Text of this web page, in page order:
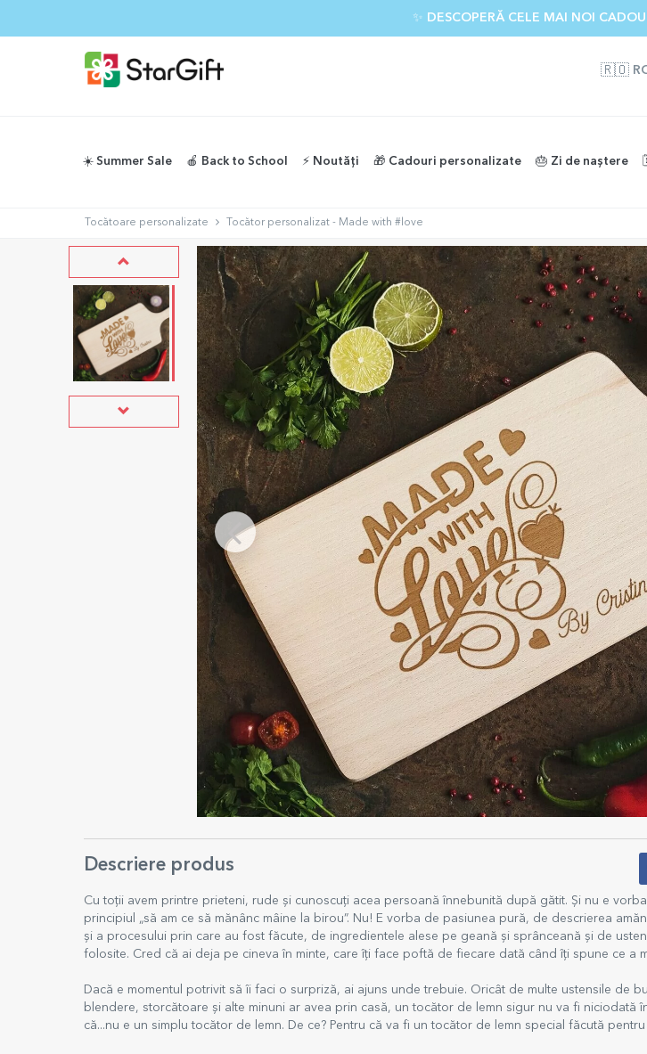
✨ DESCOPERĂ CELE MAI NOI
🇷🇴
☀️ Summer Sale 🍎 Back to School ⚡️ Noutăți 🎁 Cadouri personalizate 🎂 Zi de naștere
Tocătoare personalizate Tocător personalizat - Made with #love
Descriere produs
Cu toții avem printre prieteni, rude și cunoscuți acea persoană înnebunită după gătit. Și nu e
principiul „să am ce să mănânc mâine la birou”. Nu! E vorba de pasiunea pură, de descrierea
și a procesului prin care au fost făcute, de ingredientele alese pe geană și sprânceană și de
folosite. Cred că ai deja pe cineva în minte, care îți face poftă de fiecare dată când îți spune ce a
Dacă e momentul potrivit să îi faci o surpriză, ai ajuns unde trebuie. Oricât de multe ustensile de
blendere, storcătoare și alte minuni ar avea prin casă, un tocător de lemn sigur nu va fi niciodată
că...nu e un simplu tocător de lemn. De ce? Pentru că va fi un tocător de lemn special făcută pentru